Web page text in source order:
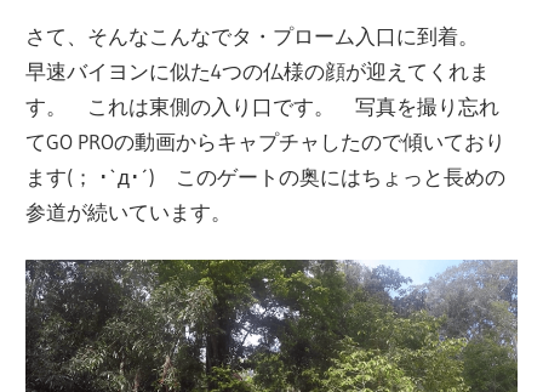
さて、そんなこんなでタ・プローム入口に到着。
早速バイヨンに似た4つの仏様の顔が迎えてくれま
す。 これは東側の入り口です。 写真を撮り忘れ
てGO PROの動画からキャプチャしたので傾いており
ます(； ･`д･´) このゲートの奥にはちょっと長めの
参道が続いています。